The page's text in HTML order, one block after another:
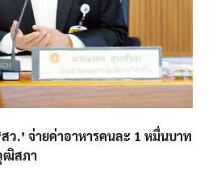
ว.’ จ่ายค่าอาหารคนละ 1 หมื่นบาท
ฒิสภา